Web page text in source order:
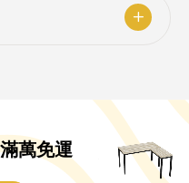
萬免運